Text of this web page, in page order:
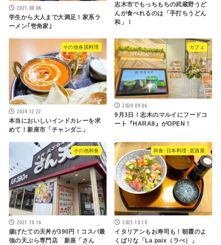
2021.08.06
学生から大人まで大満足！家系ラ
ーメン｢壱角家｣
志木市でもっちもちの武蔵野うど
んが食べれるのは「手打ちうどん
和」！
その他各国料理
2024.12.22
本当においしいインドカレーを求
めて！新座市「チャンダニ」
カフェ
2020.09.06
9月3日！志木のマルイにフードコ
ート『HARA8』がOPEN！
その他和食
2021.10.16
揚げたての天丼が390円！コスパ最
強の天ぷら専門店 新座「さん
和食･日本料理･居酒屋
2025.10.18
イタリアンもお寿司も！朝霞のよ
くばりな「La paix（ラぺ）」